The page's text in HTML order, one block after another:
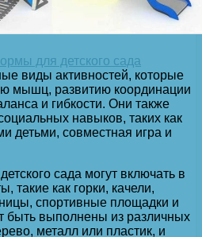
для детского сада
виды активностей, которые
мышц, развитию координации
и гибкости. Они также
навыков, таких как
детьми, совместная игра и
сада могут включать в
такие как горки, качели,
спортивные площадки и
быть выполнены из различных
металл или пластик, и